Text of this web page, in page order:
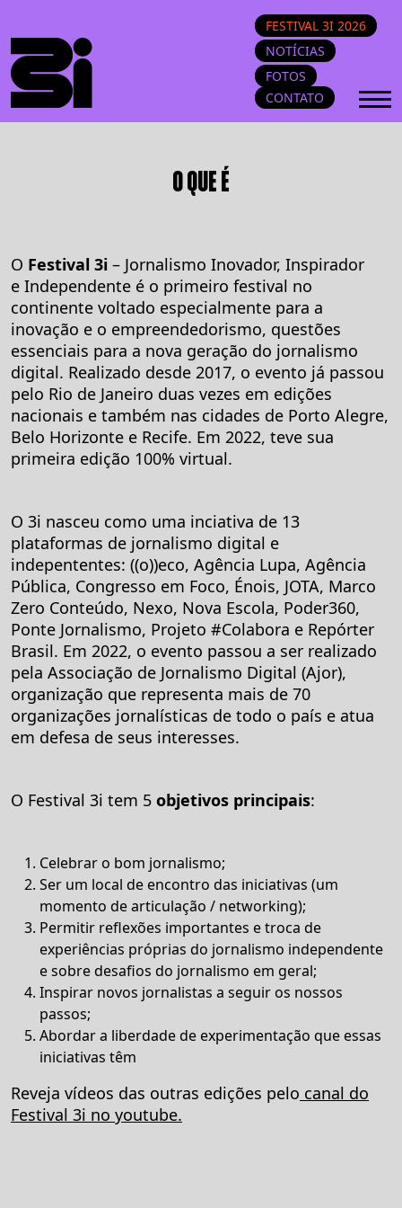
FESTIVAL 3I 2026
NOTÍCIAS
FOTOS
CONTATO
O QUE É
O Festival 3i – Jornalismo Inovador, Inspirador
e Independente é o primeiro festival no
continente voltado especialmente para a
inovação e o empreendedorismo, questões
essenciais para a nova geração do jornalismo
digital. Realizado desde 2017, o evento já passou
pelo Rio de Janeiro duas vezes em edições
nacionais e também nas cidades de Porto Alegre,
Belo Horizonte e Recife. Em 2022, teve sua
primeira edição 100% virtual.
O 3i nasceu como uma inciativa de 13
plataformas de jornalismo digital e
indepententes: ((o))eco, Agência Lupa, Agência
Pública, Congresso em Foco, Énois, JOTA, Marco
Zero Conteúdo, Nexo, Nova Escola, Poder360,
Ponte Jornalismo, Projeto #Colabora e Repórter
Brasil. Em 2022, o evento passou a ser realizado
pela Associação de Jornalismo Digital (Ajor),
organização que representa mais de 70
organizações jornalísticas de todo o país e atua
em defesa de seus interesses.
O Festival 3i tem 5 objetivos principais:
Celebrar o bom jornalismo;
Ser um local de encontro das iniciativas (um
momento de articulação / networking);
Permitir reflexões importantes e troca de
experiências próprias do jornalismo independente
e sobre desafios do jornalismo em geral;
Inspirar novos jornalistas a seguir os nossos
passos;
Abordar a liberdade de experimentação que essas
iniciativas têm
Reveja vídeos das outras edições pelo canal do
Festival 3i no youtube.